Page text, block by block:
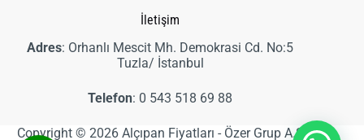
İletişim
Adres: Orhanlı Mescit Mh. Demokrasi Cd. No:5
Tuzla/ İstanbul
Telefon: 0 543 518 69 88
Copyright © 2026 Alçıpan Fiyatları - Özer Grup A.Ş